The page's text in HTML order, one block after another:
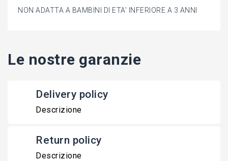
NON ADATTA A BAMBINI DI ETA' INFERIORE A 3 ANNI
Le nostre garanzie
Delivery policy
Descrizione
Return policy
Descrizione